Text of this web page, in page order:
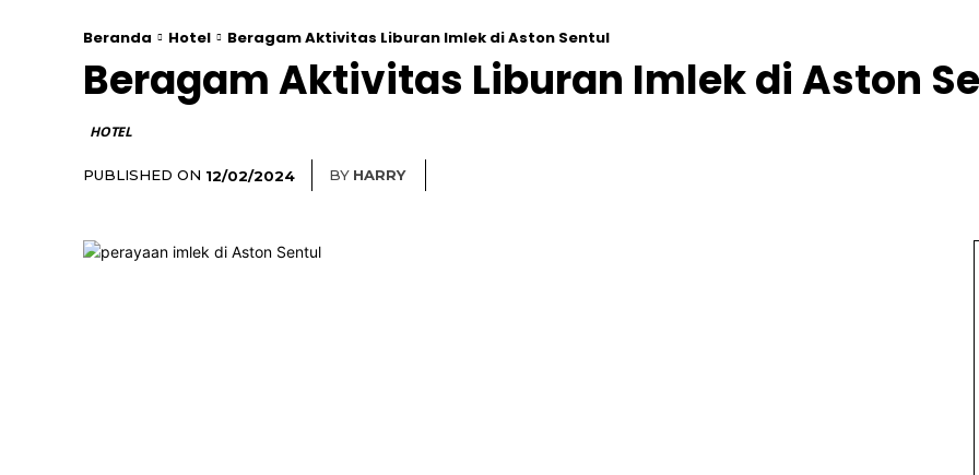
Beranda Hotel Beragam Aktivitas Liburan Imlek di Aston Sentul
Beragam Aktivitas Liburan Imlek di Aston
HOTEL
PUBLISHED ON 12/02/2024 BY HARRY